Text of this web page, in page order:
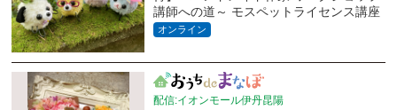
講師への道～ モスペットライセンス講座
オンライン
配信:イオンモール伊丹昆陽